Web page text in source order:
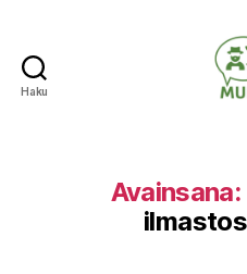
Haku
Avainsana: